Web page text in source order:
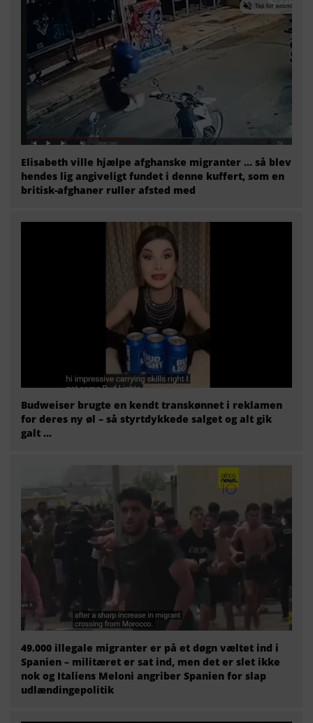
Elisabeth ville hjælpe afghanske migranter … så blev
hendes lig angiveligt fundet i denne kuffert, som en
britisk-afghaner ruller afsted med
Budweiser brugte en kendt transkønnet i reklamen
for deres ny øl – så styrtdykkede salget og alt gik
galt …
49.000 illegale migranter er på et døgn væltet ind i
Spanien – militæret er sat ind, men det er slet ikke
nok og Italiens Meloni angriber Spanien for slap
udlændingepolitik